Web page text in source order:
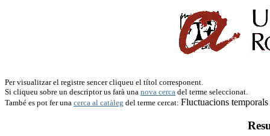
Per visualitzar el registre sencer cliqueu el títol corresponent.
Si cliqueu sobre un descriptor us farà una nova cerca del terme seleccionat.
També es pot fer una cerca al catàleg del terme cercat: Fluctuacions temporals